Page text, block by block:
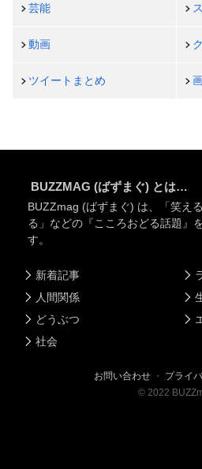
芸能
動画
ツイートまとめ
BUZZMAG (ばずまぐ) とは…
BUZZmag (ばずまぐ) は、「笑え
る」などの『こころおどる話題』
す。
新着記事
人間関係
どうぶつ
社会
お問い合わせ ・ プライ
© 2022